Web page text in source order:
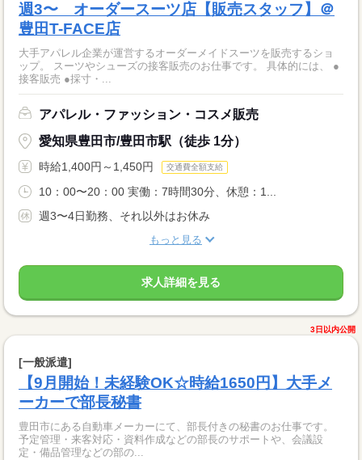
週3〜 オーダースーツ店【販売スタッフ】＠
豊田T-FACE店
大手アパレル企業が運営するオーダーメイドスーツを販売するショ
ップ。 スーツやシューズの接客販売のお仕事です。 具体的には、 ●
接客販売 ●採寸・...
アパレル・ファッション・コスメ販売
愛知県豊田市/豊田市駅（徒歩 1分）
時給1,400円～1,450円 交通費全額支給
10：00〜20：00 実働：7時間30分、休憩：1...
週3〜4日勤務、それ以外はお休み
もっと見る
求人詳細を見る
3日以内公開
[一般派遣]
【9月開始！未経験OK☆時給1650円】大手メ
ーカーで部長秘書
豊田市にある自動車メーカーにて、部長付きの秘書のお仕事です。
予定管理・来客対応・資料作成などの部長のサポートや、会議設
定・備品管理などの部の...